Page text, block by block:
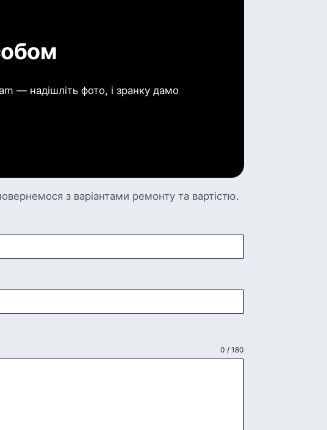
— надішліть фото, і зранку дамо
з варіантами ремонту та вартістю.
0 / 180